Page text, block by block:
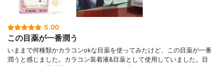
5.00
この目薬が一番潤う
いままで何種類かカラコンokな目薬を使ってみたけど、この目薬が一番
潤うと感じました。カラコン装着液&目薬として使用していました。目